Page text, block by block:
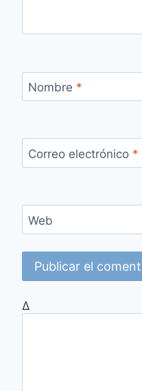
Nombre *
Correo electrónico *
Web
Δ